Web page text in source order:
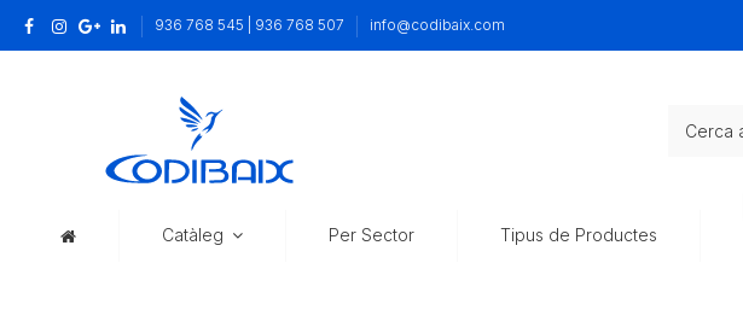
936 768 545 | 936 768 507 info@codibaix.com
Catàleg Per Sector Tipus de Productes